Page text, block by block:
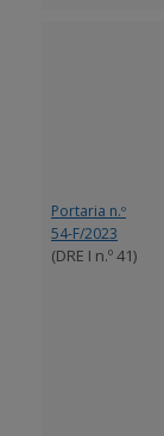
Portaria n.º
54-F/2023
(DRE I n.º 41)